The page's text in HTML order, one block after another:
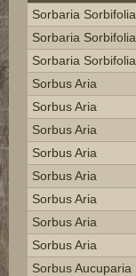
Sorbaria Sorbifolia
Sorbaria Sorbifolia
Sorbaria Sorbifolia
Sorbus Aria
Sorbus Aria
Sorbus Aria
Sorbus Aria
Sorbus Aria
Sorbus Aria
Sorbus Aria
Sorbus Aria
Sorbus Aucuparia